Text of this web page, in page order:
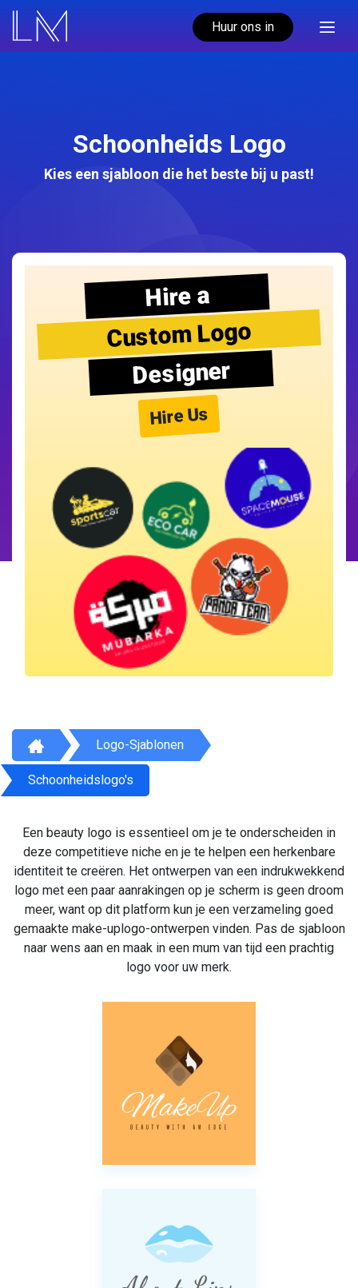
Huur ons in
Schoonheids Logo
Kies een sjabloon die het beste bij u past!
Hire a
Custom Logo
Designer
Hire Us
Logo-Sjablonen
Schoonheidslogo's
Een beauty logo is essentieel om je te onderscheiden in
deze competitieve niche en je te helpen een herkenbare
identiteit te creëren. Het ontwerpen van een indrukwekkend
logo met een paar aanrakingen op je scherm is geen droom
meer, want op dit platform kun je een verzameling goed
gemaakte make-uplogo-ontwerpen vinden. Pas de sjabloon
naar wens aan en maak in een mum van tijd een prachtig
logo voor uw merk.